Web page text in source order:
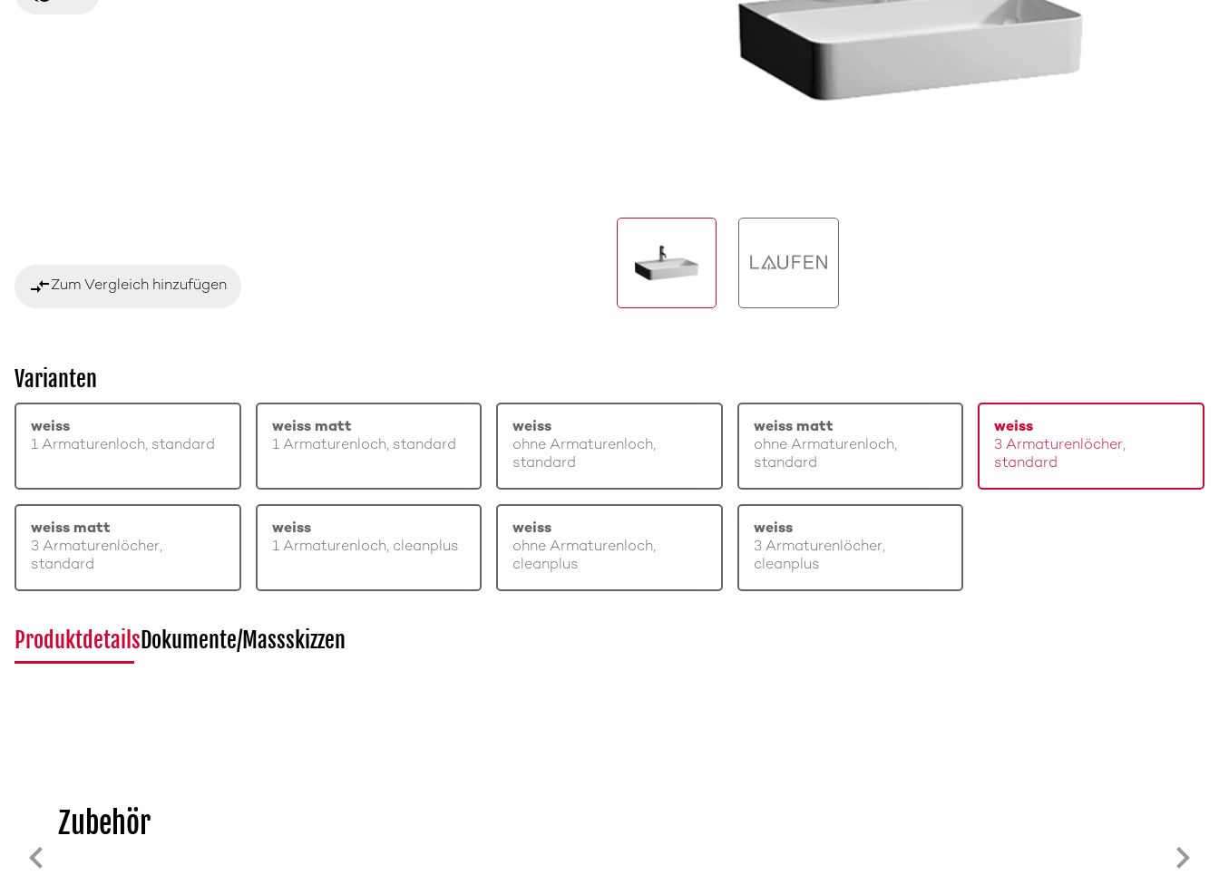
compare_arrowsZum Vergleich hinzufügen
Varianten
weiss
1 Armaturenloch, standard
weiss matt
1 Armaturenloch, standard
weiss
ohne Armaturenloch,
standard
weiss matt
ohne Armaturenloch,
standard
weiss
3 Armaturenlöcher,
standard
weiss matt
3 Armaturenlöcher,
standard
weiss
1 Armaturenloch, cleanplus
weiss
ohne Armaturenloch,
cleanplus
weiss
3 Armaturenlöcher,
cleanplus
ProduktdetailsDokumente/Massskizzen
Zubehör